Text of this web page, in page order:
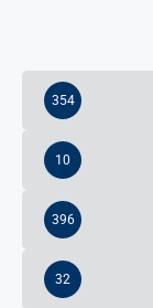
354
10
396
32